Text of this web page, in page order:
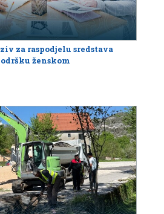
za raspodjelu sredstava
ženskom